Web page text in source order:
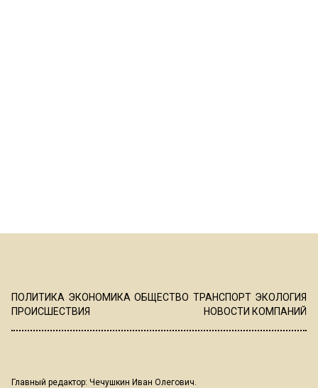
ПОЛИТИКА ЭКОНОМИКА ОБЩЕСТВО ТРАНСПОРТ ЭКОЛОГИЯ
ПРОИСШЕСТВИЯ
НОВОСТИ КОМПАНИЙ
Главный редактор: Чечушкин Иван Олегович.